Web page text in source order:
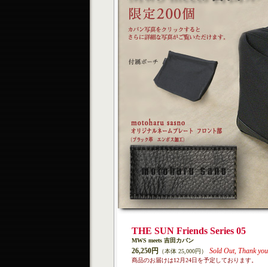
THE SUN Friends Series 05
MWS meets 吉田カバン
26,250円 （本体 25,000円） Sold Out, Thank
商品のお届けは12月24日を予定しております。